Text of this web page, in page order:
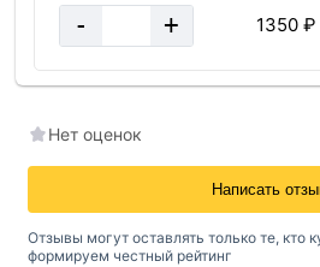
- + 1350 ₽
Нет оценок
Написать
Отзывы могут оставлять только те, кто
формируем честный рейтинг